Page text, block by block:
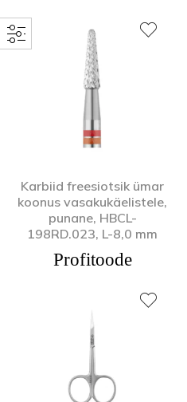
Karbiid freesiotsik ümar
koonus vasakukäelistele,
punane, HBCL-
198RD.023, L-8,0 mm
Profitoode